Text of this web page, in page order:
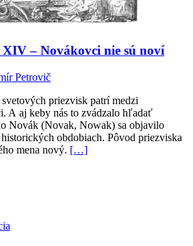
– Novákovci nie sú noví
Petrovič
priezvisk patrí medzi
A aj keby nás to zvádzalo hľadať
Novák (Novak, Nowak) sa objavilo
obdobiach. Pôvod priezviska
mena nový. […]